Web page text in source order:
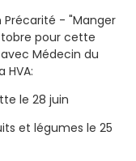
- "Manger
pour cette
Médecin du
HVA:
le 28 juin
et légumes le 25